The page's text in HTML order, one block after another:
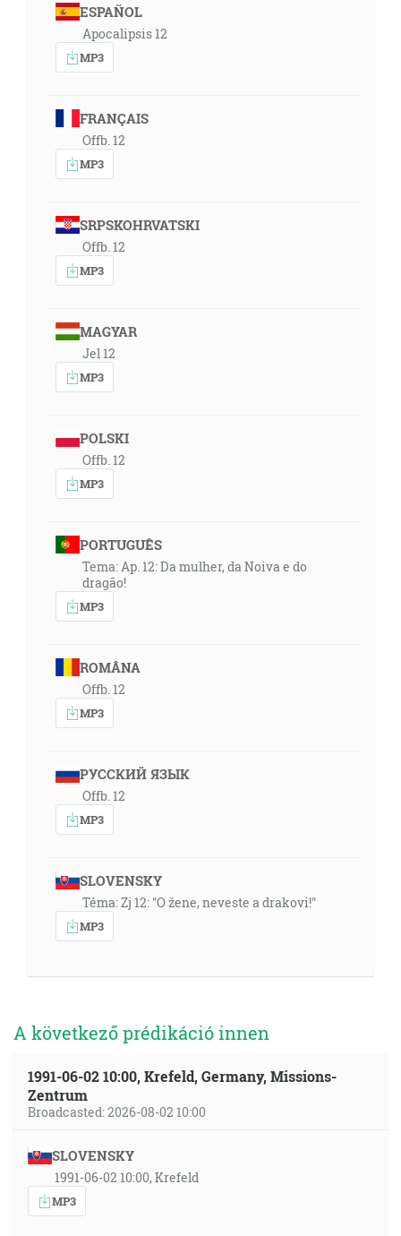
ESPAÑOL
Apocalipsis 12
MP3
FRANÇAIS
Offb. 12
MP3
SRPSKOHRVATSKI
Offb. 12
MP3
MAGYAR
Jel 12
MP3
POLSKI
Offb. 12
MP3
PORTUGUÊS
Tema: Ap. 12: Da mulher, da Noiva e do
dragão!
MP3
ROMÂNA
Offb. 12
MP3
РУССКИЙ ЯЗЫК
Offb. 12
MP3
SLOVENSKY
Téma: Zj 12: "O žene, neveste a drakovi!"
MP3
A következő prédikáció innen
1991-06-02 10:00, Krefeld, Germany, Missions-
Zentrum
Broadcasted: 2026-08-02 10:00
SLOVENSKY
1991-06-02 10:00, Krefeld
MP3